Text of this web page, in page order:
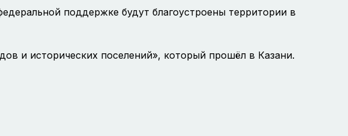
поддержке будут благоустроены территории в
и исторических поселений», который прошёл в Казани.